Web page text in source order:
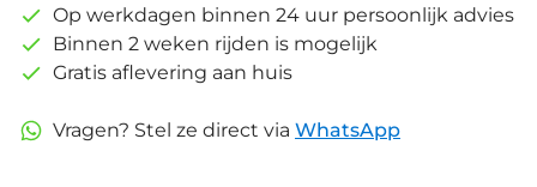
Op werkdagen binnen 24 uur persoonlijk advies
Binnen 2 weken rijden is mogelijk
Gratis aflevering aan huis
Vragen? Stel ze direct via WhatsApp